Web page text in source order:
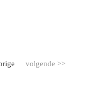
volgende >>